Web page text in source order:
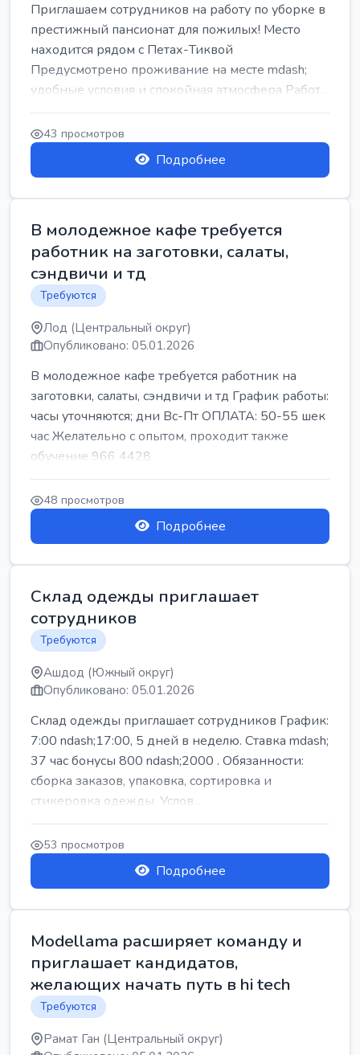
Приглашаем сотрудников на работу по уборке в
престижный пансионат для пожилых! Место
находится рядом с Петах-Тиквой
Предусмотрено проживание на месте mdash;
удобные условия и спокойная атмосфера Работ...
43 просмотров
Подробнее
В молодежное кафе требуется
работник на заготовки, салаты,
сэндвичи и тд
Требуются
Лод (Центральный округ)
Опубликовано: 05.01.2026
В молодежное кафе требуется работник на
заготовки, салаты, сэндвичи и тд График работы:
часы уточняются; дни Вс-Пт ОПЛАТА: 50-55 шек
час Желательно с опытом, проходит также
обучение 966 4428
48 просмотров
Подробнее
Склад одежды приглашает
сотрудников
Требуются
Ашдод (Южный округ)
Опубликовано: 05.01.2026
Склад одежды приглашает сотрудников График:
7:00 ndash;17:00, 5 дней в неделю. Ставка mdash;
37 час бонусы 800 ndash;2000 . Обязанности:
сборка заказов, упаковка, сортировка и
стикеровка одежды. Услов...
53 просмотров
Подробнее
Modellama расширяет команду и
приглашает кандидатов,
желающих начать путь в hi tech
Требуются
Рамат Ган (Центральный округ)